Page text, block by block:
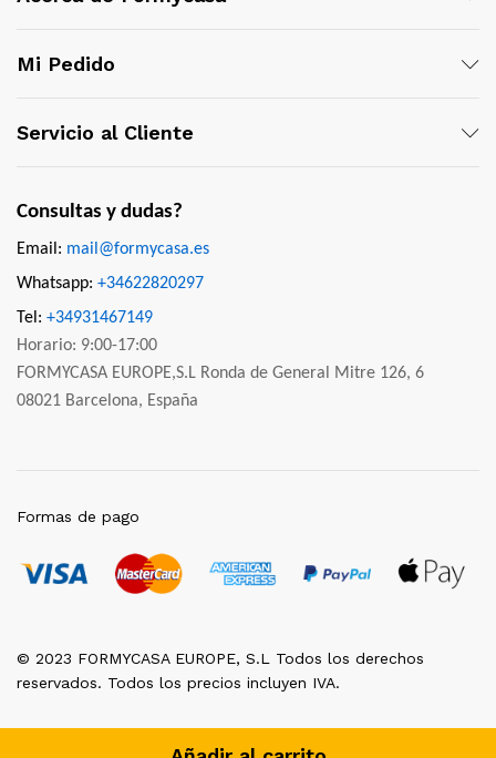
Mi Pedido
Servicio al Cliente
Consultas y dudas?
Email: mail@formycasa.es
Whatsapp: +34622820297
Tel: +34931467149
Horario: 9:00-17:00
FORMYCASA EUROPE,S.L Ronda de General Mitre 126, 6
08021 Barcelona, España
© 2023 FORMYCASA EUROPE, S.L Todos los derechos
reservados. Todos los precios incluyen IVA.
Formas de pago